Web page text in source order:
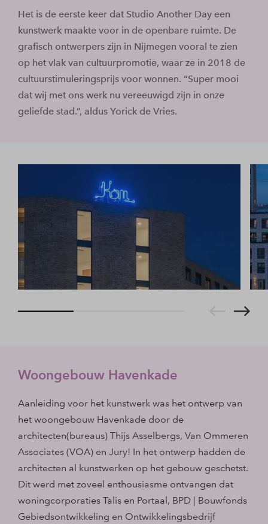
Het is de eerste keer dat Studio Another Day een
kunstwerk maakte voor in de openbare ruimte. De
grafisch ontwerpers zijn in Nijmegen vooral te zien
op het vlak van cultuurpromotie, waar ze in 2018 de
cultuurstimuleringsprijs voor wonnen. “Super mooi
dat wij met ons werk nu vereeuwigd zijn in onze
geliefde stad.”, aldus Yorick de Vries.
Woongebouw Havenkade
Aanleiding voor het kunstwerk was het ontwerp van
het woongebouw Havenkade door de
architecten(bureaus) Thijs Asselbergs, Van Ommeren
Associates (VOA) en Jury! In het ontwerp hadden de
architecten al kunstwerken op het gebouw geschetst.
Dit werd met zoveel enthousiasme ontvangen dat
woningcorporaties Talis en Portaal, BPD | Bouwfonds
Gebiedsontwikkeling en Ontwikkelingsbedrijf